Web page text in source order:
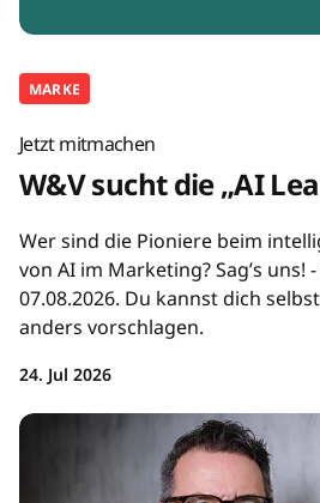
MARKE
Jetzt mitmachen
W&V sucht die „AI
Wer sind die Pioniere beim
von AI im Marketing? Sag’s uns!
07.08.2026. Du kannst dich
anders vorschlagen.
24. Jul 2026